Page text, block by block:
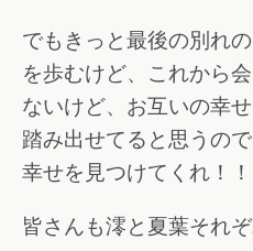
でもきっと最後の別れ
を歩むけど、これから
ないけど、お互いの幸
踏み出せてると思うの
幸せを見つけてくれ！
皆さんも澪と夏葉それ